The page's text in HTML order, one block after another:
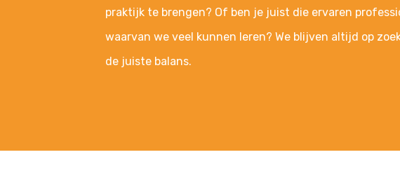
praktijk te brengen? Of ben je juist die ervaren
waarvan we veel kunnen leren? We blijven altijd op
de juiste balans.